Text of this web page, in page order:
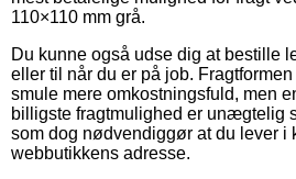
110×110 mm grå.
Du kunne også udse dig at bestille
eller til når du er på job.
smule mere omkostningsfuld, men
billigste fragtmulighed er unægtelig
som dog nødvendiggør at du lever i
webbutikkens adresse.